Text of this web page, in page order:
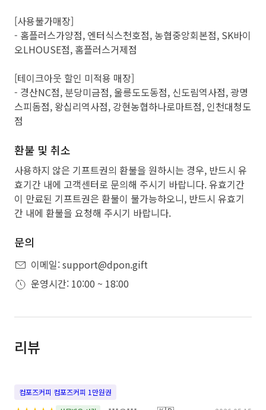
[사용불가매장]
- 홈플러스가양점, 엔터식스천호점, 농협중앙회본점, SK바이
오LHOUSE점, 홈플러스거제점
[테이크아웃 할인 미적용 매장]
- 경산NC점, 분당미금점, 울릉도도동점, 신도림역사점, 광명
스피돔점, 왕십리역사점, 강현농협하나로마트점, 인천대청도
점
환불 및 취소
사용하지 않은 기프트권의 환불을 원하시는 경우, 반드시 유
효기간 내에 고객센터로 문의해 주시기 바랍니다. 유효기간
이 만료된 기프트권은 환불이 불가능하오니, 반드시 유효기
간 내에 환불을 요청해 주시기 바랍니다.
문의
이메일: support@dpon.gift
운영시간: 10:00 ~ 18:00
리뷰
컴포즈커피 컴포즈커피 1만원권